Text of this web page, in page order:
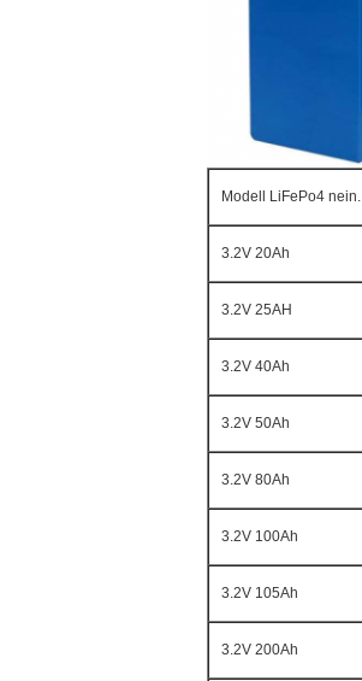
Modell LiFePo4 nein.
3.2V 20Ah
3.2V 25AH
3.2V 40Ah
3.2V 50Ah
3.2V 80Ah
3.2V 100Ah
3.2V 105Ah
3.2V 200Ah